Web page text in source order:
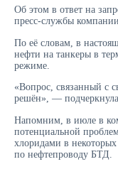
Об этом в ответ на
пресс-службы
По её словам, в
нефти на танкеры в
режиме.
«Вопрос, связанный с
решён», —
Напомним, в июле в
потенциальной
хлоридами в
по нефтепроводу БТД.